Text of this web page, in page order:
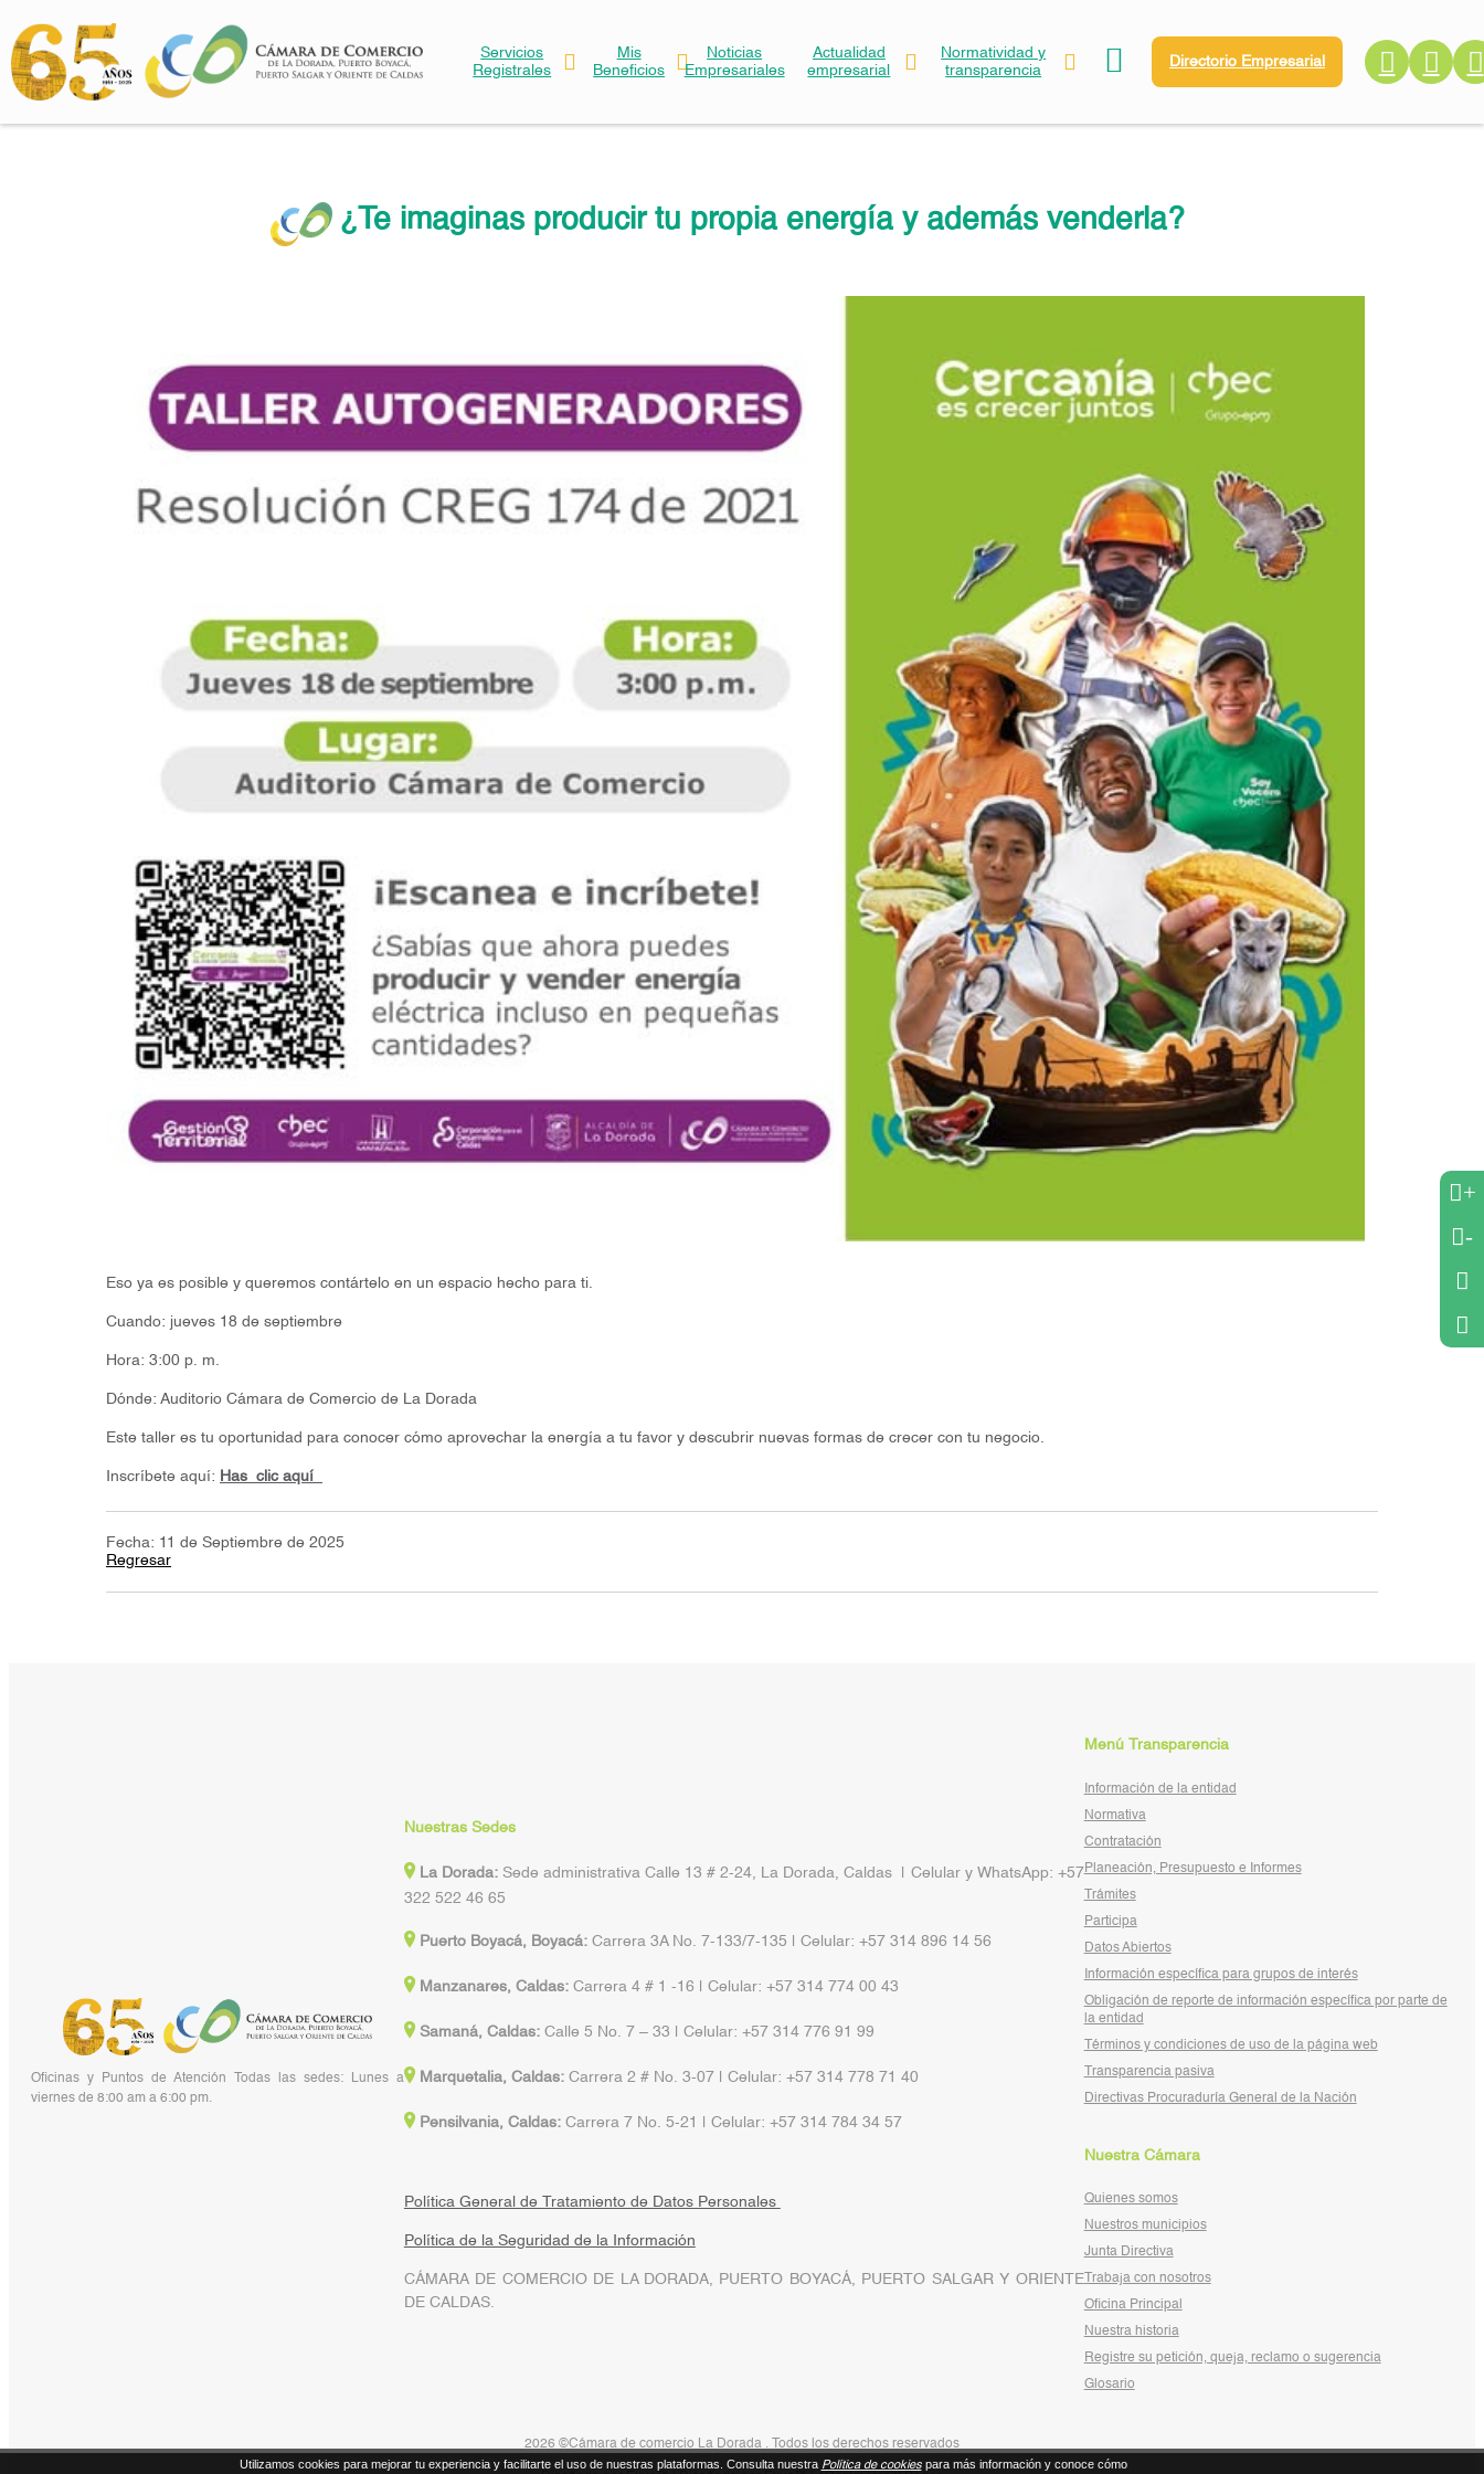
Servicios
Registrales
Mis
Beneficios
Noticias
Empresariales
Actualidad
empresarial
Normatividad y
transparencia
Directorio Empresarial
¿Te imaginas producir tu propia energía y además venderla?
Eso ya es posible y queremos contártelo en un espacio hecho para ti.
Cuando: jueves 18 de septiembre
Hora: 3:00 p. m.
Dónde: Auditorio Cámara de Comercio de La Dorada
Este taller es tu oportunidad para conocer cómo aprovechar la energía a tu favor y descubrir nuevas formas de crecer con tu negocio.
Inscríbete aquí: Has clic aquí
Fecha: 11 de Septiembre de 2025
Regresar
+
-
Oficinas y Puntos de Atención Todas las sedes: Lunes a
viernes de 8:00 am a 6:00 pm.
Nuestras Sedes
La Dorada:Sede administrativa Calle 13 # 2-24, La Dorada, Caldas | Celular y WhatsApp: +57
322 522 46 65
Puerto Boyacá, Boyacá:Carrera 3A No. 7-133/7-135 | Celular: +57 314 896 14 56
Manzanares, Caldas:Carrera 4 # 1 -16 | Celular: +57 314 774 00 43
Samaná, Caldas: Calle 5 No. 7 – 33 | Celular: +57 314 776 91 99
Marquetalia, Caldas:Carrera 2 # No. 3-07 | Celular: +57 314 778 71 40
Pensilvania, Caldas:Carrera 7 No. 5-21 | Celular: +57 314 784 34 57
Política General de Tratamiento de Datos Personales
Política de la Seguridad de la Información
CÁMARA DE COMERCIO DE LA DORADA, PUERTO BOYACÁ, PUERTO SALGAR Y ORIENTE
DE CALDAS.
Menú Transparencia
Información de la entidad
Normativa
Contratación
Planeación, Presupuesto e Informes
Trámites
Participa
Datos Abiertos
Información específica para grupos de interés
Obligación de reporte de información específica por parte de
la entidad
Términos y condiciones de uso de la página web
Transparencia pasiva
Directivas Procuraduría General de la Nación
Nuestra Cámara
Quienes somos
Nuestros municipios
Junta Directiva
Trabaja con nosotros
Oficina Principal
Nuestra historia
Registre su petición, queja, reclamo o sugerencia
Glosario
2026 ©Cámara de comercio La Dorada . Todos los derechos reservados
Utilizamos cookies para mejorar tu experiencia y facilitarte el uso de nuestras plataformas. Consulta nuestra Política de cookiespara más información y conoce cómo